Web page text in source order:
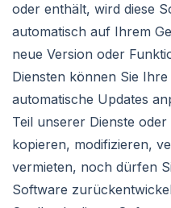
oder enthält, wird diese
automatisch auf Ihrem
neue Version oder
Diensten können Sie
automatische Updates
Teil unserer Dienste
kopieren, modifizieren,
vermieten, noch dürfen
Software